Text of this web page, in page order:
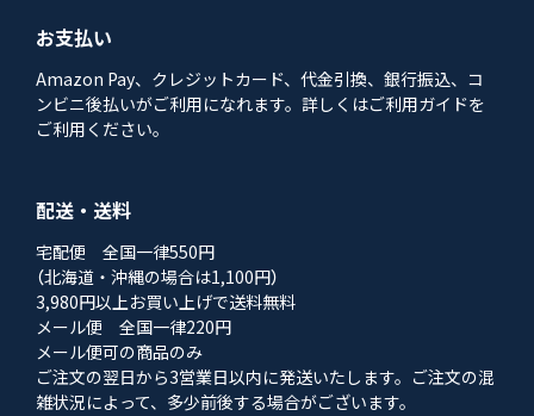
お支払い
Amazon Pay、クレジットカード、代金引換、銀行振込、コ
ンビニ後払いがご利用になれます。詳しくはご利用ガイドを
ご利用ください。
配送・送料
宅配便 全国一律550円
（北海道・沖縄の場合は1,100円）
3,980円以上お買い上げで送料無料
メール便 全国一律220円
メール便可の商品のみ
ご注文の翌日から3営業日以内に発送いたします。ご注文の混
雑状況によって、多少前後する場合がございます。